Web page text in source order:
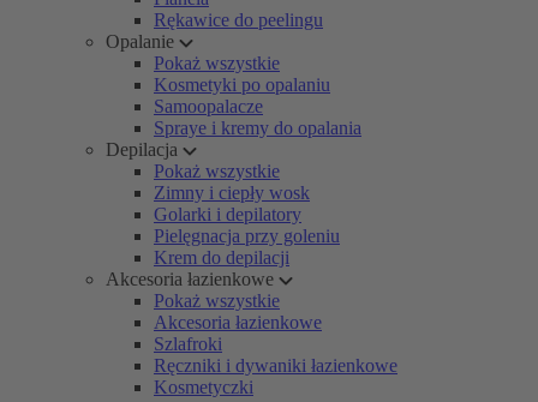
Rękawice do peelingu
Opalanie
Pokaż wszystkie
Kosmetyki po opalaniu
Samoopalacze
Spraye i kremy do opalania
Depilacja
Pokaż wszystkie
Zimny i ciepły wosk
Golarki i depilatory
Pielęgnacja przy goleniu
Krem do depilacji
Akcesoria łazienkowe
Pokaż wszystkie
Akcesoria łazienkowe
Szlafroki
Ręczniki i dywaniki łazienkowe
Kosmetyczki